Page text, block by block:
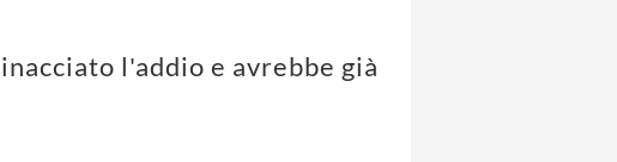
l'addio e avrebbe già